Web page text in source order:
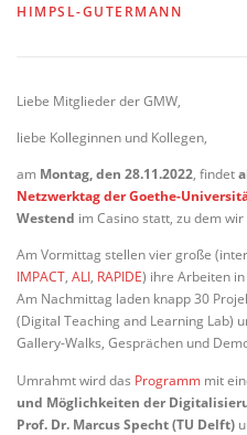
HIMPSL-GUTERMANN
Liebe Mitglieder der GMW,
liebe Kolleginnen und Kollegen,
am Montag, den 28.11.2022, findet
Netzwerktag der Goethe-
Westend im Casino statt, zu dem
Am Vormittag stellen vier große
IMPACT, ALI, RAPIDE) ihre Arbeiten
Am Nachmittag laden knapp 30
(Digital Teaching and Learning Lab)
Gallery-Walks, Gesprächen und
Umrahmt wird das Programm mit
und Möglichkeiten der
Prof. Dr. Marcus Specht (TU Delft)